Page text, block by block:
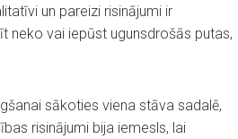
un pareizi risinājumi ir
neko vai iepūst ugunsdrošās putas,
sākoties viena stāva sadalē,
risinājumi bija iemesls, lai